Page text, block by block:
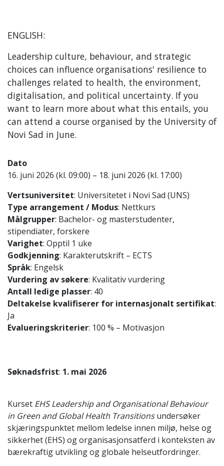
ENGLISH:
Leadership culture, behaviour, and strategic
choices can influence organisations' resilience to
challenges related to health, the environment,
digitalisation, and political uncertainty. If you
want to learn more about what this entails, you
can attend a course organised by the University of
Novi Sad in June.
Dato
16. juni 2026 (kl. 09:00) – 18. juni 2026 (kl. 17:00)
Vertsuniversitet: Universitetet i Novi Sad (UNS)
Type arrangement / Modus: Nettkurs
Målgrupper: Bachelor- og masterstudenter,
stipendiater, forskere
Varighet: Opptil 1 uke
Godkjenning: Karakterutskrift – ECTS
Språk: Engelsk
Vurdering av søkere: Kvalitativ vurdering
Antall ledige plasser: 40
Deltakelse kvalifiserer for internasjonalt sertifikat:
Ja
Evalueringskriterier: 100 % – Motivasjon
Søknadsfrist: 1. mai 2026
Kurset EHS Leadership and Organisational Behaviour
in Green and Global Health Transitionsundersøker
skjæringspunktet mellom ledelse innen miljø, helse og
sikkerhet (EHS) og organisasjonsatferd i konteksten av
bærekraftig utvikling og globale helseutfordringer.